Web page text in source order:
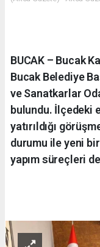
BUCAK – Bucak
Bucak Belediye
ve Sanatkarlar
bulundu. İlçedeki
yatırıldığı
durumu ile yeni
yapım süreçleri